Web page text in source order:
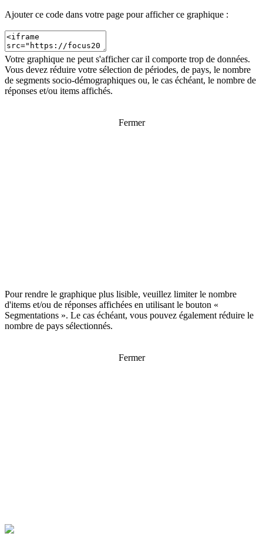
Ajouter ce code dans votre page pour afficher ce graphique :
Votre graphique ne peut s'afficher car il comporte trop de données.
Vous devez réduire votre sélection de périodes, de pays, le nombre
de segments socio-démographiques ou, le cas échéant, le nombre de
réponses et/ou items affichés.
Fermer
Pour rendre le graphique plus lisible, veuillez limiter le nombre
d'items et/ou de réponses affichées en utilisant le bouton «
Segmentations ». Le cas échéant, vous pouvez également réduire le
nombre de pays sélectionnés.
Fermer